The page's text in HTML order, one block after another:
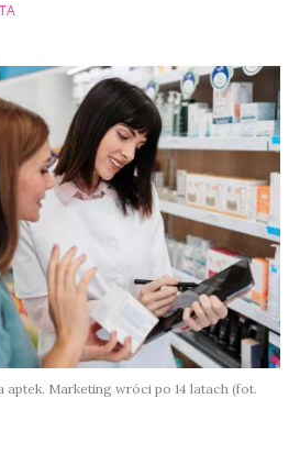
aptek. Marketing wróci po 14 latach (fot.